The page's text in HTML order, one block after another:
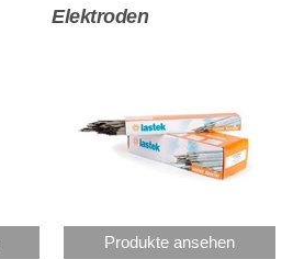
Elektroden
Produkte ansehen